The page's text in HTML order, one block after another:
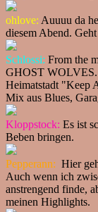
ohlove: Auuuu da
diesem Abend.
Schlossi: From the
GHOST WOLVES.
Heimatstadt "Keep
Mix aus Blues,
Kloppstock: Es ist
Beben bringen.
Pepperann: Hier
Auch wenn ich
anstrengend finde,
meinen Highlights.